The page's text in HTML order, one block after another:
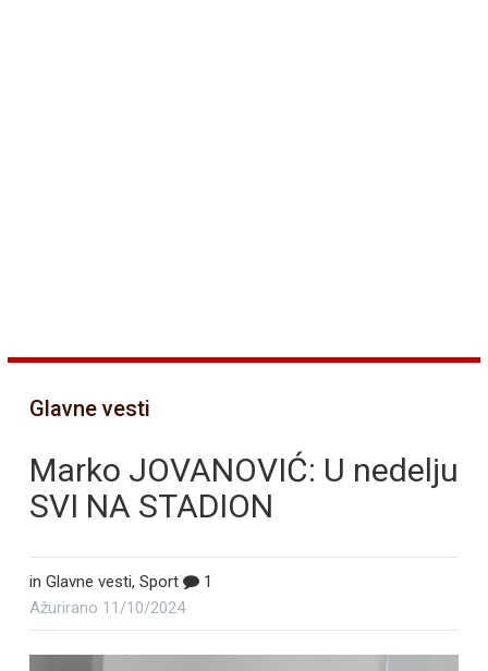
Glavne vesti
Marko JOVANOVIĆ: U nedelju
SVI NA STADION
in Glavne vesti, Sport
1
Ažurirano 11/10/2024